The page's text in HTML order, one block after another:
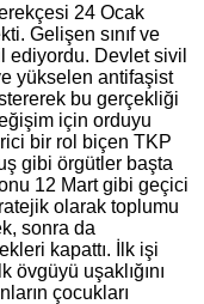
24 Ocak
Gelişen sınıf ve
ediyordu. Devlet sivil
yükselen antifaşist
bu gerçekliği
için orduyu
bir rol biçen TKP
gibi örgütler başta
12 Mart gibi geçici
olarak toplumu
sonra da
kapattı. İlk işi
uşaklığını
çocukları